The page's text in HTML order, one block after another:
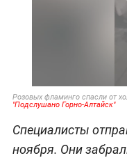
Розовых фламинго спасли от
"Подслушано Горно-Алтайск"
Специалисты
ноября. Они